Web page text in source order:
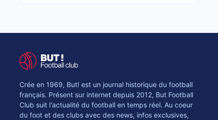
Crée en 1969, But! est un journal historique du football
français. Présent sur internet depuis 2012, But Football
Club suit l'actualité du football en temps réel. Au coeur
du foot et des clubs avec des news, infos exclusives,